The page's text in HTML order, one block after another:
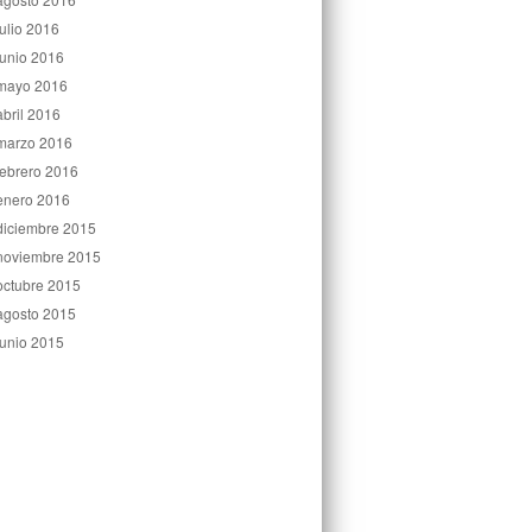
2016
2016
2016
2016
2016
2016
2016
2015
2015
2015
2015
2015